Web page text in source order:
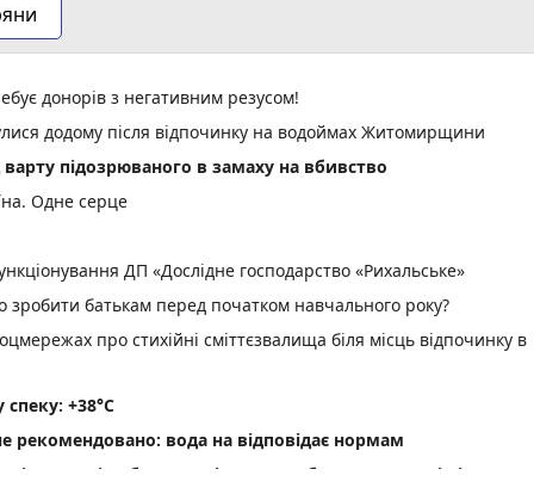
донорів з негативним резусом!
додому після відпочинку на водоймах Житомирщини
варту підозрюваного в замаху на вбивство
Одне серце
ДП «Дослідне господарство «Рихальське»
батькам перед початком навчального року?
про стихійні сміттєзвалища біля місць відпочинку в
+38°C
рекомендовано: вода на відповідає нормам
пам'яті» об' єднав рідних загиблих Захисників і